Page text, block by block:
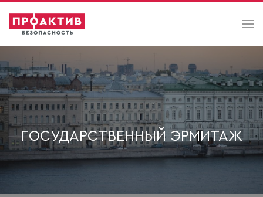
ГОСУДАРСТВЕННЫЙ ЭРМИТАЖ